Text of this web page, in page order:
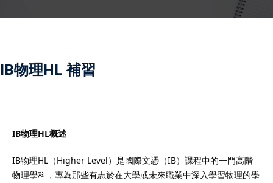
IB物理HL 補習
IB物理HL概述
IB物理HL（Higher Level）是國際文憑（IB）課程中的一門高階
物理學科，專為那些有志於在大學或未來職業中深入學習物理的學